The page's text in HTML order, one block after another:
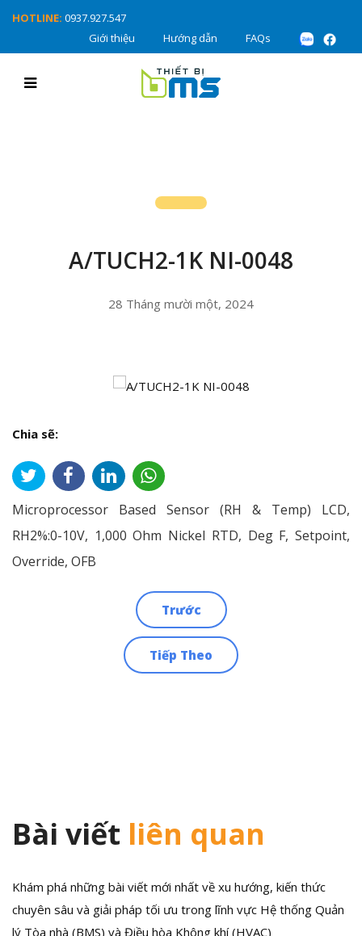
HOTLINE: 0937.927.547
Giới thiệu
Hướng dẫn FAQs
A/TUCH2-1K NI-0048
28 Tháng mười một, 2024
Chia sẽ:
Microprocessor Based Sensor (RH & Temp) LCD,
RH2%:0-10V, 1,000 Ohm Nickel RTD, Deg F, Setpoint,
Override, OFB
Trước
Tiếp Theo
Bài viết liên quan
Khám phá những bài viết mới nhất về xu hướng, kiến thức
chuyên sâu và giải pháp tối ưu trong lĩnh vực Hệ thống Quản
lý Tòa nhà (BMS) và Điều hòa Không khí (HVAC)